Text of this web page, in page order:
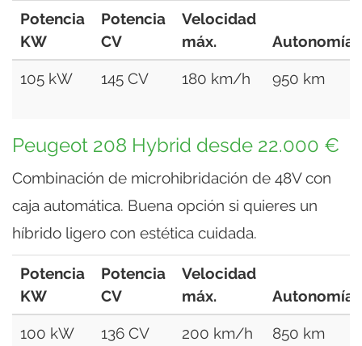
Potencia
KW
Potencia
CV
Velocidad
máx.
Autonomía
105 kW 145 CV 180 km/h 950 km
Peugeot 208 Hybrid desde 22.000 €
Combinación de microhibridación de 48V con
caja automática. Buena opción si quieres un
híbrido ligero con estética cuidada.
Potencia
KW
Potencia
CV
Velocidad
máx.
Autonomía
100 kW 136 CV 200 km/h 850 km